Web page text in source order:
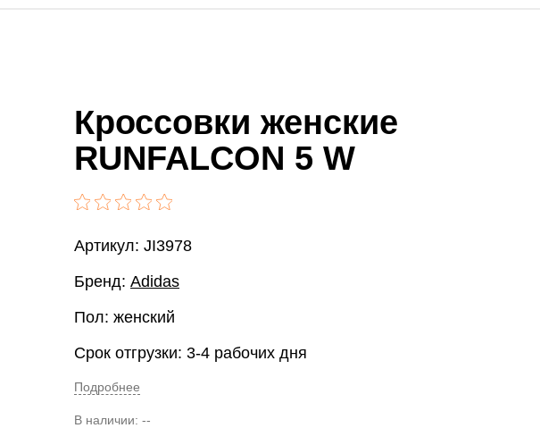
Кроссовки женские
RUNFALCON 5 W
Артикул: JI3978
Бренд: Adidas
Пол: женский
Срок отгрузки: 3-4 рабочих дня
Подробнее
В наличии: --